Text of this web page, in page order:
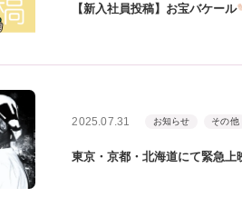
【新入社員投稿】お宝バケール
2025.07.31 お知らせ その他
東京・京都・北海道にて緊急